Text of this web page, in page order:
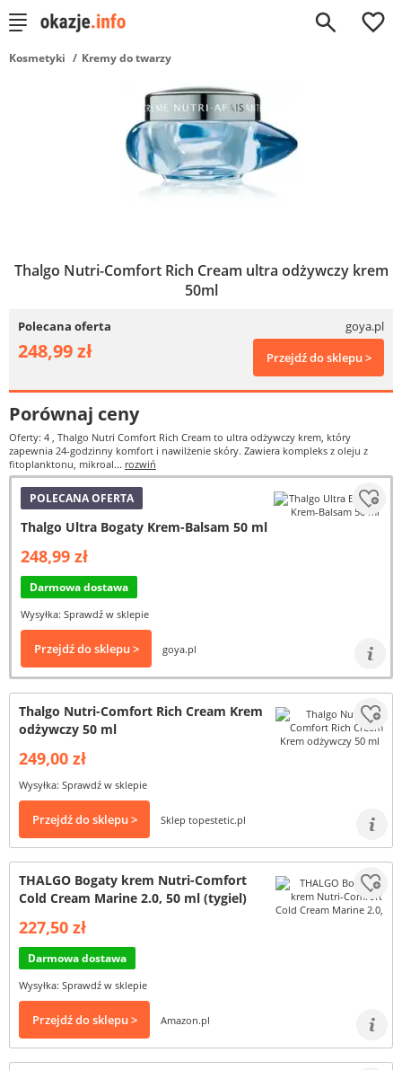
0
Kosmetyki Kremy do twarzy
Thalgo Nutri-Comfort Rich Cream ultra odżywczy krem
50ml
Polecana oferta goya.pl
248,99 zł Przejdź do sklepu >
Porównaj ceny
Oferty: 4 , Thalgo Nutri Comfort Rich Cream to ultra odżywczy krem, który
zapewnia 24-godzinny komfort i nawilżenie skóry. Zawiera kompleks z oleju z
fitoplanktonu, mikroal... rozwiń
POLECANA OFERTA
Thalgo Ultra Bogaty Krem-Balsam 50 ml
248,99 zł
Darmowa dostawa
Wysyłka: Sprawdź w sklepie
Przejdź do sklepu > goya.pl
Thalgo Nutri-Comfort Rich Cream Krem
odżywczy 50 ml
249,00 zł
Wysyłka: Sprawdź w sklepie
Przejdź do sklepu > Sklep topestetic.pl
THALGO Bogaty krem Nutri-Comfort
Cold Cream Marine 2.0, 50 ml (tygiel)
227,50 zł
Darmowa dostawa
Wysyłka: Sprawdź w sklepie
Przejdź do sklepu > Amazon.pl